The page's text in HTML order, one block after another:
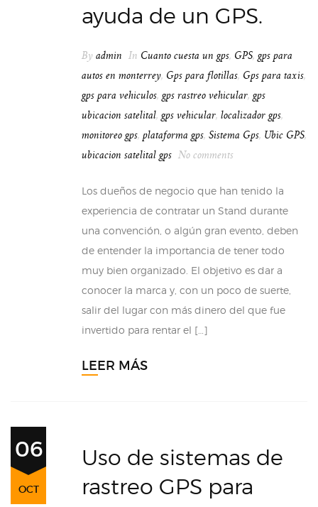
ayuda de un GPS.
By admin In Cuanto cuesta un gps, GPS, gps para
autos en monterrey, Gps para flotillas, Gps para taxis,
gps para vehiculos, gps rastreo vehicular, gps
ubicacion satelital, gps vehicular, localizador gps,
monitoreo gps, plataforma gps, Sistema Gps, Ubic GPS,
ubicacion satelital gps No comments
Los dueños de negocio que han tenido la
experiencia de contratar un Stand durante
una convención, o algún gran evento, deben
de entender la importancia de tener todo
muy bien organizado. El objetivo es dar a
conocer la marca y, con un poco de suerte,
salir del lugar con más dinero del que fue
invertido para rentar el […]
LEER MÁS
06
OCT
Uso de sistemas de
rastreo GPS para